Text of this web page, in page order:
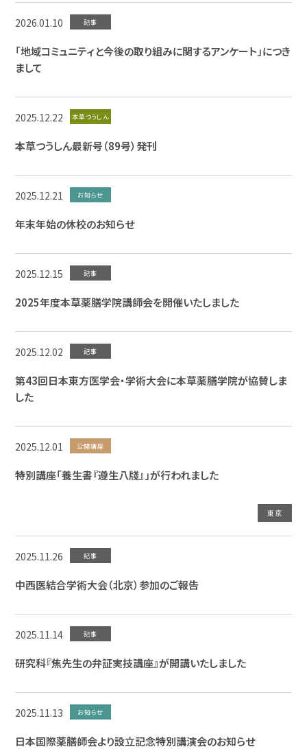
2026.01.10 記事
「地域コミュニティと今後の取り組みに関するアンケート」につき
まして
2025.12.22 本草つうしん
本草つうしん最新号（89号）発刊
2025.12.21 お知らせ
年末年始の休校のお知らせ
2025.12.15 記事
2025年度本草薬膳学院講師会を開催いたしました
2025.12.02 記事
第43回日本東方医学会・学術大会に本草薬膳学院が協賛しま
した
2025.12.01 公開講座
特別講座「養生書『遵生八牋』」が行われました
東京
2025.11.26 記事
中西医結合学術大会（北京）参加のご報告
2025.11.14 記事
研究科『焦先生の弁証実技講座』が開講いたしました
2025.11.13 お知らせ
日本国際薬膳師会より設立記念特別講演会のお知らせ